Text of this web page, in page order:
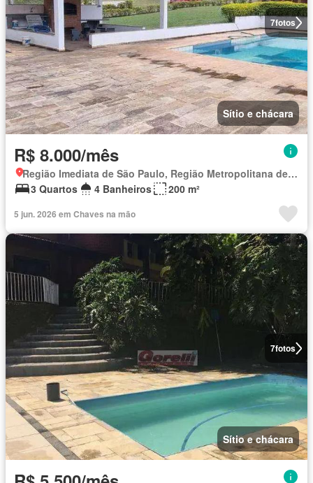
7fotos
Sítio e chácara
R$ 8.000/mês
Região Imediata de São Paulo, Região Metropolitana de São Paulo
3 Quartos
4 Banheiros 200 m²
5 jun. 2026 em Chaves na mão
7fotos
Sítio e chácara